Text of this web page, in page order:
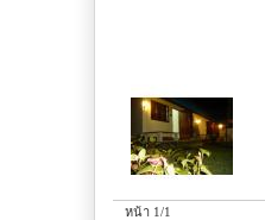
หน้า 1/1